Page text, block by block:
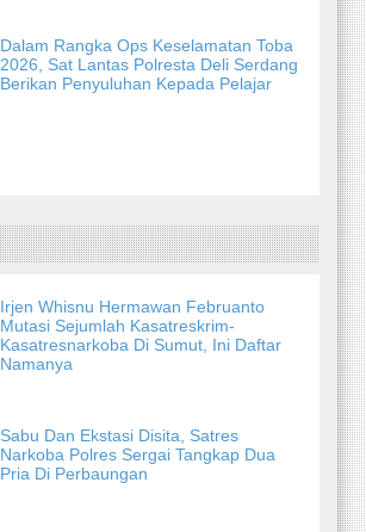
Dalam Rangka Ops Keselamatan Toba
2026, Sat Lantas Polresta Deli Serdang
Berikan Penyuluhan Kepada Pelajar
Irjen Whisnu Hermawan Februanto
Mutasi Sejumlah Kasatreskrim-
Kasatresnarkoba Di Sumut, Ini Daftar
Namanya
Sabu Dan Ekstasi Disita, Satres
Narkoba Polres Sergai Tangkap Dua
Pria Di Perbaungan